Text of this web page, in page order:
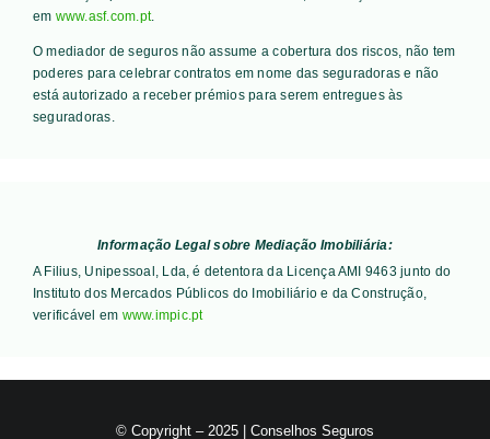
em www.asf.com.pt.
O mediador de seguros não assume a cobertura dos riscos, não tem
poderes para celebrar contratos em nome das seguradoras e não
está autorizado a receber prémios para serem entregues às
seguradoras.
Informação Legal sobre Mediação Imobiliária:
A Filius, Unipessoal, Lda, é detentora da Licença AMI 9463 junto do
Instituto dos Mercados Públicos do Imobiliário e da Construção,
verificável em www.impic.pt
© Copyright – 2025 | Conselhos Seguros